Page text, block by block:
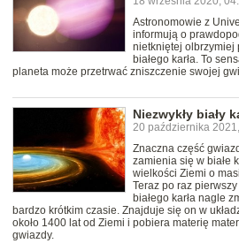
Astronomowie z
informują o
nietkniętej olbrzymiej
białego karła. To
planeta może przetrwać zniszczenie swojej
Niezwykły biały
20 października
Znaczna część
zamienia się w białe
wielkości Ziemi o
Teraz po raz
białego karła nagle
bardzo krótkim czasie. Znajduje się on w
około 1400 lat od Ziemi i pobiera materię
gwiazdy.